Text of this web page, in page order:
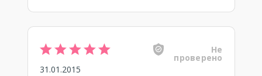
Не
проверено
31.01.2015